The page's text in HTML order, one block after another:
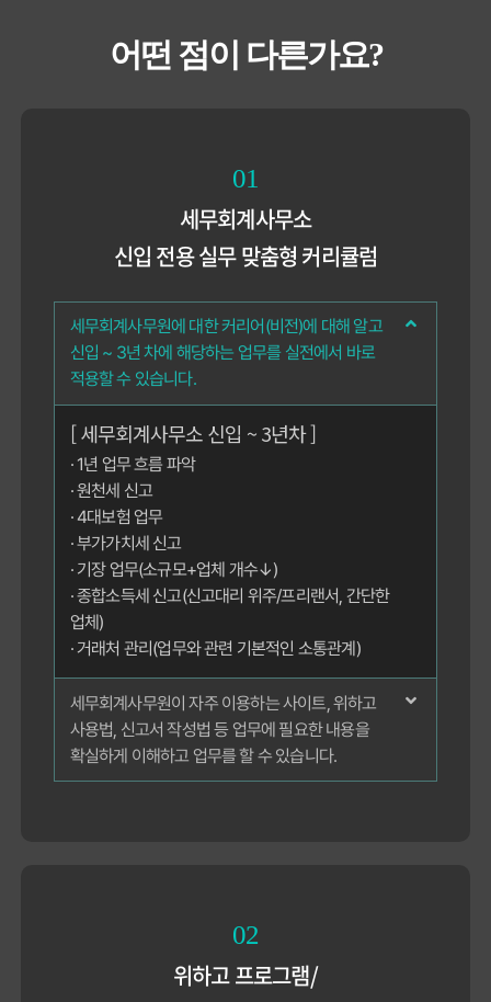
어떤 점이 다른가요?
01
세무회계사무소
신입 전용 실무 맞춤형 커리큘럼
세무회계사무원에 대한 커리어(비전)에 대해 알고
신입 ~ 3년 차에 해당하는 업무를 실전에서 바로
적용할 수 있습니다.
[ 세무회계사무소 신입 ~ 3년차 ]
· 1년 업무 흐름 파악
· 원천세 신고
· 4대보험 업무
· 부가가치세 신고
· 기장 업무(소규모+업체 개수↓)
· 종합소득세 신고(신고대리 위주/프리랜서, 간단한
업체)
· 거래처 관리(업무와 관련 기본적인 소통관계)
세무회계사무원이 자주 이용하는 사이트, 위하고
사용법, 신고서 작성법 등 업무에 필요한 내용을
확실하게 이해하고 업무를 할 수 있습니다.
02
위하고 프로그램/